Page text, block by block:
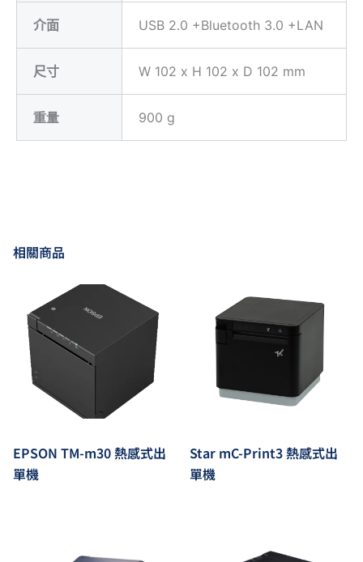
介面 USB 2.0 +Bluetooth 3.0 +LAN
尺寸 W 102 x H 102 x D 102 mm
重量 900 g
相關商品
EPSON TM-m30 熱感式出
單機
Star mC-Print3 熱感式出
單機